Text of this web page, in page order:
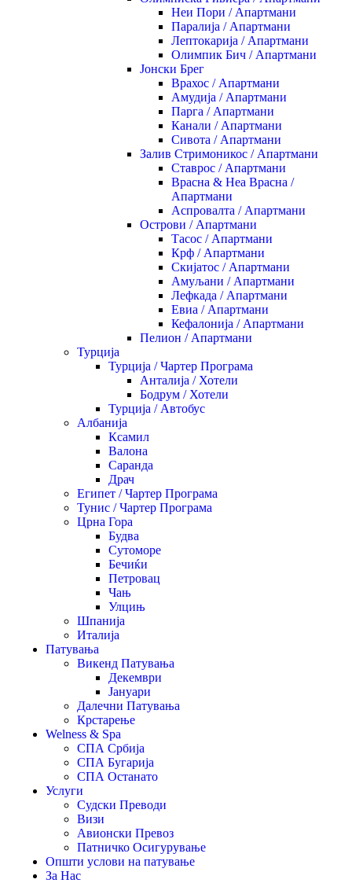
Неи Пори / Апартмани
Паралија / Апартмани
Лептокарија / Апартмани
Олимпик Бич / Апартмани
Јонски Брег
Врахос / Апартмани
Амудија / Апартмани
Парга / Апартмани
Канали / Апартмани
Сивота / Апартмани
Залив Стримоникос / Апартмани
Ставрос / Апартмани
Врасна & Неа Врасна /
Апартмани
Аспровалта / Апартмани
Острови / Апартмани
Тасос / Апартмани
Крф / Апартмани
Скијатос / Апартмани
Амуљани / Апартмани
Лефкада / Апартмани
Евиа / Апартмани
Кефалонија / Апартмани
Пелион / Апартмани
Турција
Турција / Чартер Програма
Анталија / Хотели
Бодрум / Хотели
Турција / Автобус
Албанија
Ксамил
Валона
Саранда
Драч
Египет / Чартер Програма
Тунис / Чартер Програма
Црна Гора
Будва
Сутоморе
Бечиќи
Петровац
Чањ
Улцињ
Шпанија
Италија
Патувања
Викенд Патувања
Декември
Јануари
Далечни Патувања
Крстарење
Welness & Spa
СПА Србија
СПА Бугарија
СПА Останато
Услуги
Судски Преводи
Визи
Авионски Превоз
Патничко Осигурување
Општи услови на патување
За Нас